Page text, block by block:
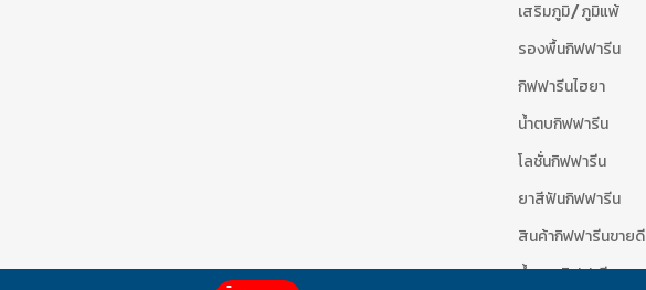
เสริมภูมิ/ภูมิแพ้
รองพื้นกิฟฟารีน
กิฟฟารีนไฮยา
น้ำตบกิฟฟารีน
โลชั่นกิฟฟารีน
ยาสีฟันกิฟฟารีน
สินค้ากิฟฟารีนขายดี
น้ำหอมกิฟฟารีน